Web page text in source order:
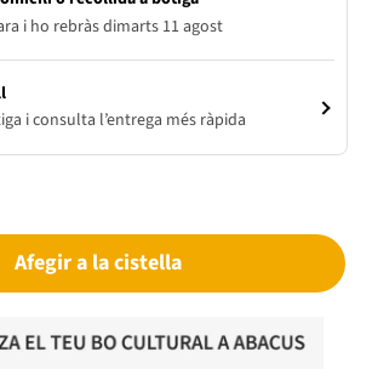
i ho rebràs dimarts 11 agost
i consulta l’entrega més ràpida
Afegir a la cistella